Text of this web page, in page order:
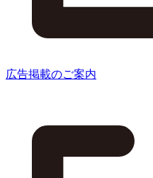
広告掲載のご案内